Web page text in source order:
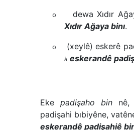
o dewa Xıdır
Xıdır Ağaya binı.
o (xeylê) eskerê
à eskerandê
Ekepadişaho bin nê,
padişahi bıbiyêne,
eskerandê padişahiê